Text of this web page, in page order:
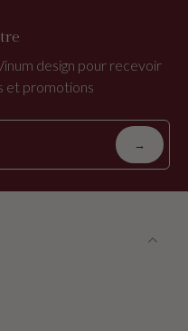
design pour recevoir
et promotions
→